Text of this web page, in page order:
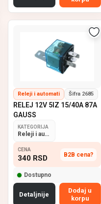
Releji i automati Šifra 2685
RELEJ 12V 5IZ 15/40A 87A
GAUSS
KATEGORIJA
Releji i automati
CENA
340 RSD B2B cena?
Dostupno
Detaljnije
Dodaj u
korpu